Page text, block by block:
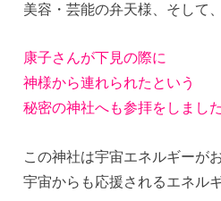
美容・芸能の弁天様、そして、
康子さんが下見の際に
神様から連れられたという
秘密の神社へも参拝をしました
この神社は宇宙エネルギーが
宇宙からも応援されるエネル